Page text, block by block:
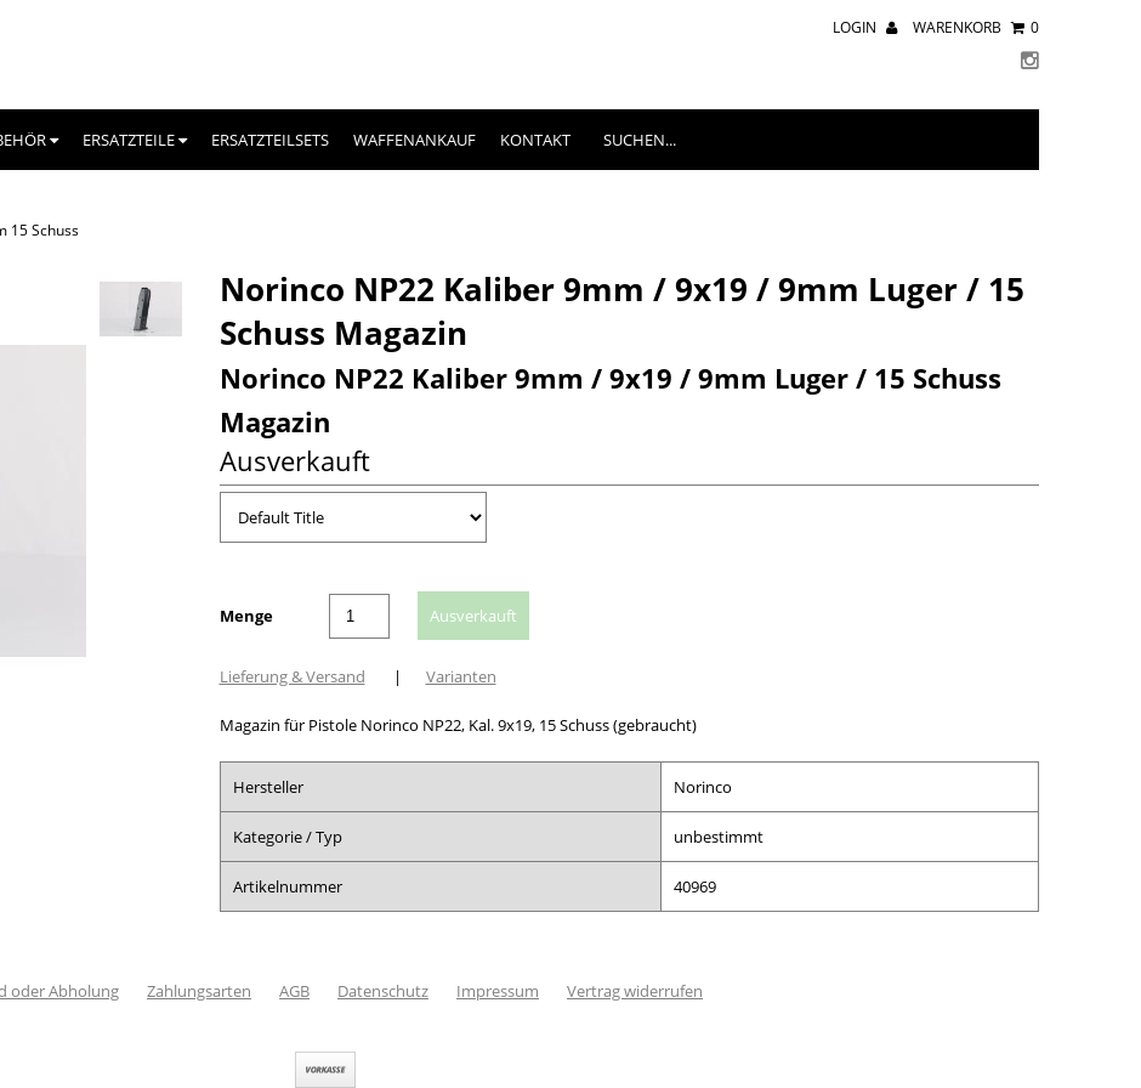
LOGIN WARENKORB 0
ERSATZTEILE ERSATZTEILSETS WAFFENANKAUF KONTAKT
15 Schuss
Norinco NP22 Kaliber 9mm / 9x19 / 9mm Luger / 15
Schuss Magazin
Norinco NP22 Kaliber 9mm / 9x19 / 9mm Luger / 15 Schuss
Magazin
Ausverkauft
Menge
Lieferung & Versand | Varianten
Magazin für Pistole Norinco NP22, Kal. 9x19, 15 Schuss (gebraucht)
Hersteller Norinco
Kategorie / Typ unbestimmt
Artikelnummer 40969
oder Abholung Zahlungsarten AGB Datenschutz Impressum Vertrag widerrufen